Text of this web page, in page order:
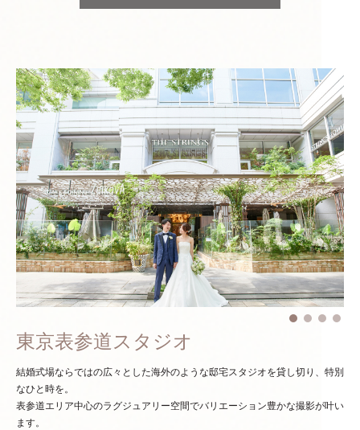
東京表参道スタジオ
結婚式場ならではの広々とした海外のような邸宅スタジオを貸し切り、特別
なひと時を。
表参道エリア中心のラグジュアリー空間でバリエーション豊かな撮影が叶い
ます。